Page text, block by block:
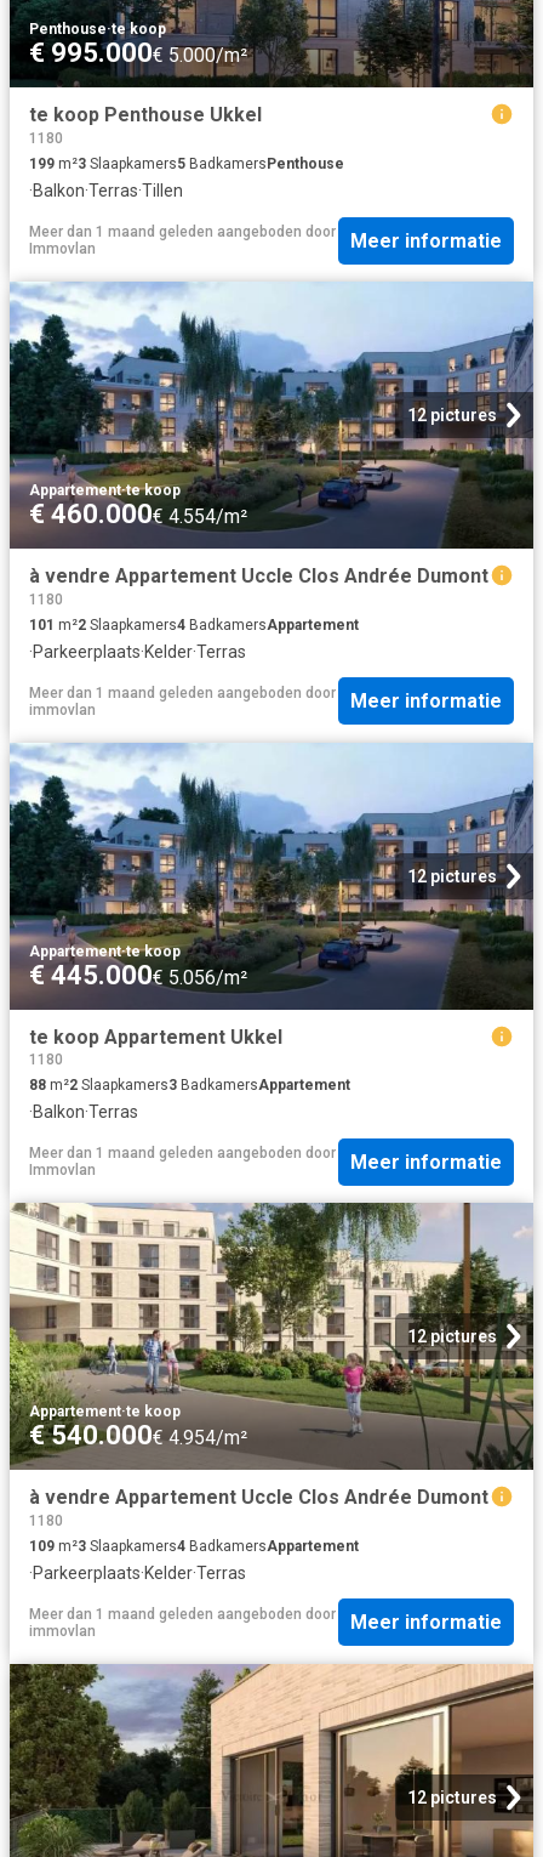
Penthouse·te koop
€ 995.000€ 5.000/m²
te koop Penthouse Ukkel
1180
199 m²3 Slaapkamers5 Badkamers Penthouse
·Balkon·Terras·Tillen
Meer dan 1 maand geleden aangeboden door
Immovlan
Meer informatie
12 pictures
Appartement·te koop
€ 460.000€ 4.554/m²
à vendre Appartement Uccle Clos Andrée Dumont
1180
101 m²2 Slaapkamers4 BadkamersAppartement
·Parkeerplaats·Kelder·Terras
Meer dan 1 maand geleden aangeboden door
immovlan
Meer informatie
12 pictures
Appartement·te koop
€ 445.000€ 5.056/m²
te koop Appartement Ukkel
1180
88 m²2 Slaapkamers3 BadkamersAppartement
·Balkon·Terras
Meer dan 1 maand geleden aangeboden door
Immovlan
Meer informatie
12 pictures
Appartement·te koop
€ 540.000€ 4.954/m²
à vendre Appartement Uccle Clos Andrée Dumont
1180
109 m²3 Slaapkamers4 BadkamersAppartement
·Parkeerplaats·Kelder·Terras
Meer dan 1 maand geleden aangeboden door
immovlan
Meer informatie
12 pictures